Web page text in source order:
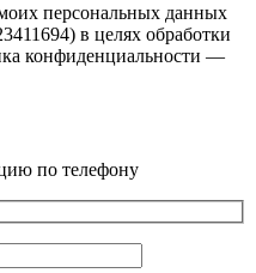
персональных данных
в целях обработки
конфиденциальности —
по телефону